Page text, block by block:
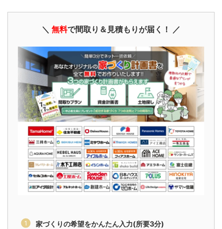
＼ 無料で間取り＆見積もりが届く！ ／
家づくりの希望をかんたん入力(所要3分)